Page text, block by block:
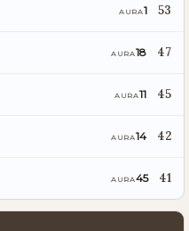
AURA1 53
AURA18 47
AURA11 45
AURA14 42
AURA45 41